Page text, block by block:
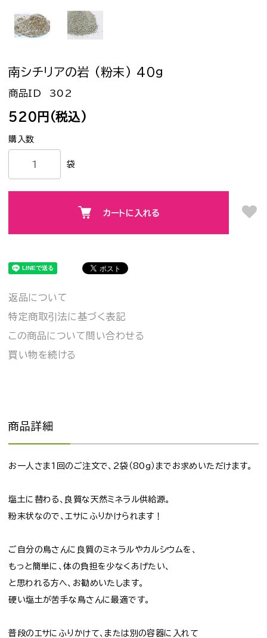
南シチリアの岩 (粉末) 40g
302
520円(税込)
袋
カートに入れる
返品について
特定商取引法に基づく表記
この商品について問い合わせる
買い物を続ける
商品詳細
お一人さま1回のご注文で、2袋（80g）までお求めいただけます。
塩土に替わる、良質な天然ミネラル供給源。
粉末状なので、エサにふりかけられます！
ご自分の鳥さんに良質のミネラルやカルシウムを、
もっと簡単に、体の負担を少なくあげたい、
と思われる方へ、お勧めいたします。
硬い塩土が苦手な鳥さんに最適です。
普段のエサにふりかけて、または別の容器に入れて